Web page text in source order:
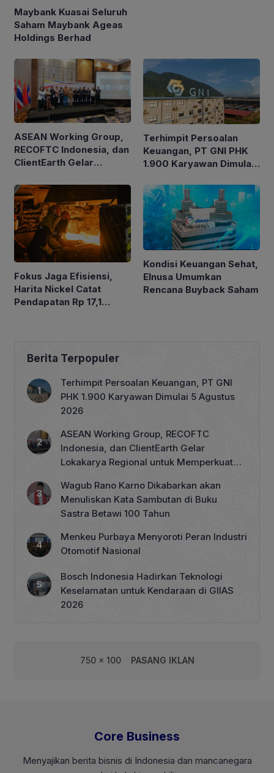
Maybank Kuasai Seluruh
Saham Maybank Ageas
Holdings Berhad
ASEAN Working Group,
RECOFTC Indonesia, dan
ClientEarth Gelar
untuk Memperkuat Tata
Kelola Perhutanan Sosial
Terhimpit Persoalan
Keuangan, PT GNI PHK
1.900 Karyawan Dimulai
Fokus Jaga Efisiensi,
Harita Nickel Catat
Pendapatan Rp 17,1
Kondisi Keuangan Sehat,
Elnusa Umumkan
Rencana Buyback Saham
Berita Terpopuler
Terhimpit Persoalan Keuangan, PT GNI
PHK 1.900 Karyawan Dimulai 5 Agustus
2026
ASEAN Working Group, RECOFTC
Indonesia, dan ClientEarth Gelar
Lokakarya Regional untuk Memperkuat
Wagub Rano Karno Dikabarkan akan
Menuliskan Kata Sambutan di Buku
Sastra Betawi 100 Tahun
Menkeu Purbaya Menyoroti Peran Industri
Otomotif Nasional
Bosch Indonesia Hadirkan Teknologi
Keselamatan untuk Kendaraan di GIIAS
2026
750 x 100 PASANG IKLAN
Core Business
Menyajikan berita bisnis di Indonesia dan mancanegara